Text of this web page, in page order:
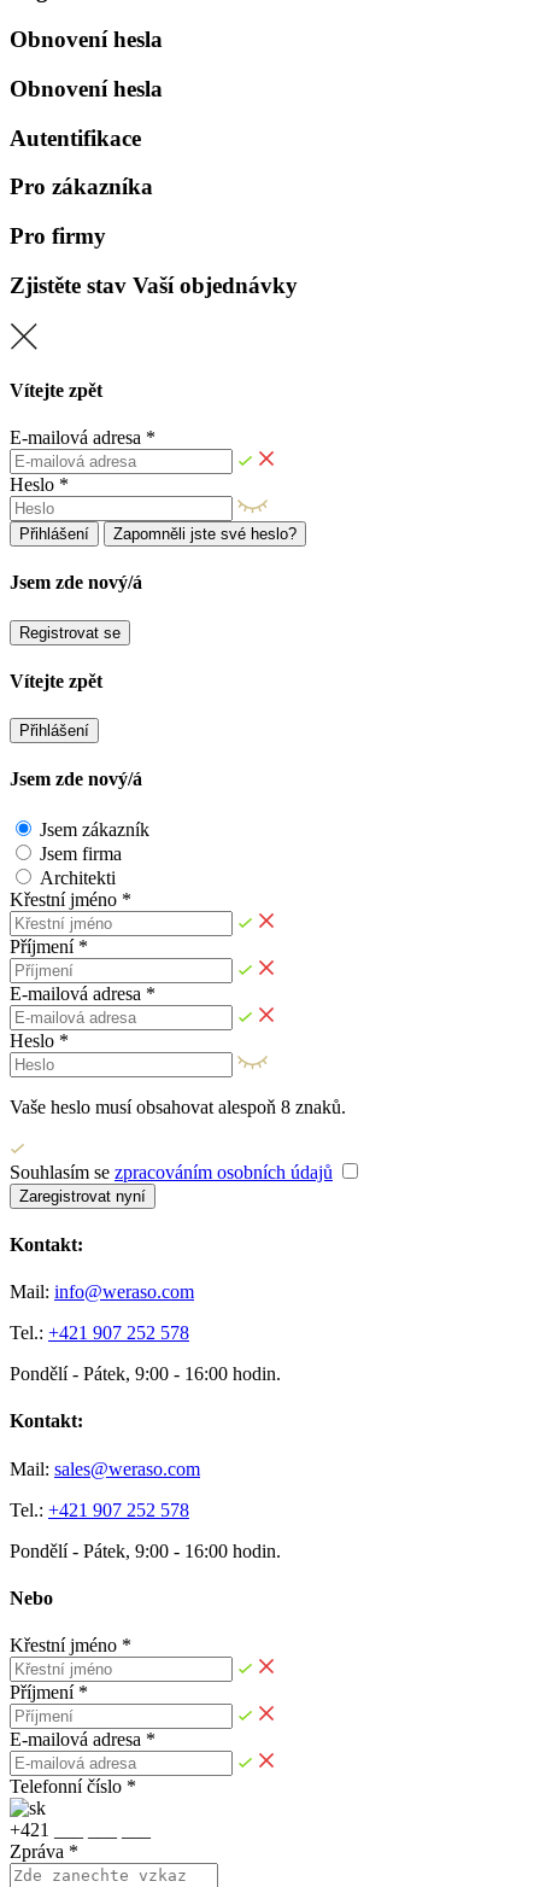
Obnovení hesla
Obnovení hesla
Autentifikace
Pro zákazníka
Pro firmy
Zjistěte stav Vaší objednávky
Vítejte zpět
E-mailová adresa *
Heslo *
Přihlášení Zapomněli jste své heslo?
Jsem zde nový/á
Registrovat se
Vítejte zpět
Přihlášení
Jsem zde nový/á
Jsem zákazník
Jsem firma
Architekti
Křestní jméno *
Příjmení *
E-mailová adresa *
Heslo *
Vaše heslo musí obsahovat alespoň 8 znaků.
Souhlasím se zpracováním osobních údajů
Zaregistrovat nyní
Kontakt:
Mail: info@weraso.com
Tel.: +421 907 252 578
Pondělí - Pátek, 9:00 - 16:00 hodin.
Kontakt:
Mail: sales@weraso.com
Tel.: +421 907 252 578
Pondělí - Pátek, 9:00 - 16:00 hodin.
Nebo
Křestní jméno *
Příjmení *
E-mailová adresa *
Telefonní číslo *
+421
Zpráva *